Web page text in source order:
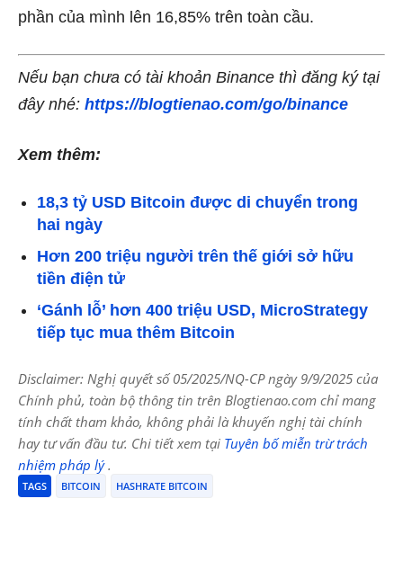
phần của mình lên 16,85% trên toàn cầu.
Nếu bạn chưa có tài khoản Binance thì đăng ký tại
đây nhé: https://blogtienao.com/go/binance
Xem thêm:
18,3 tỷ USD Bitcoin được di chuyển trong
hai ngày
Hơn 200 triệu người trên thế giới sở hữu
tiền điện tử
‘Gánh lỗ’ hơn 400 triệu USD, MicroStrategy
tiếp tục mua thêm Bitcoin
Disclaimer: Nghị quyết số 05/2025/NQ-CP ngày 9/9/2025 của
Chính phủ, toàn bộ thông tin trên Blogtienao.com chỉ mang
tính chất tham khảo, không phải là khuyến nghị tài chính
hay tư vấn đầu tư. Chi tiết xem tại Tuyên bố miễn trừ trách
nhiệm pháp lý.
TAGS BITCOIN HASHRATE BITCOIN